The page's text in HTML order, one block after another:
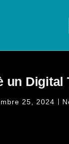
un Digital
25, 2024